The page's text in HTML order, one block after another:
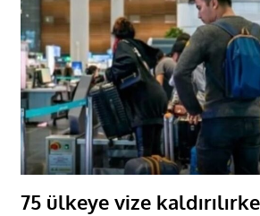
75 ülkeye vize